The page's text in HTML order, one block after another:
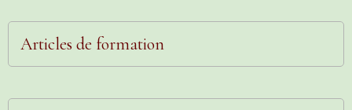
Articles de formation